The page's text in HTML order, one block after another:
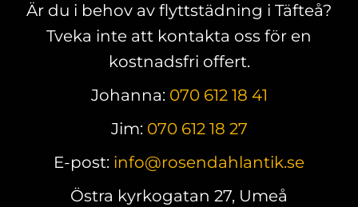
Är du i behov av flyttstädning i Täfteå?
Tveka inte att kontakta oss för en
kostnadsfri offert.
Johanna: 070 612 18 41
Jim: 070 612 18 27
E-post: info@rosendahlantik.se
Östra kyrkogatan 27, Umeå